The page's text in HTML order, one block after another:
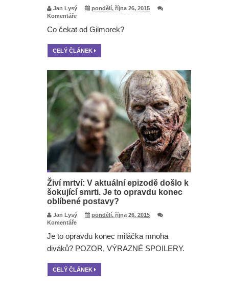
Jan Lysý
pondělí, října 26, 2015
Komentáře
Co čekat od Gilmorek?
CELÝ ČLÁNEK
Živí mrtví: V aktuální epizodě došlo k
šokující smrti. Je to opravdu konec
oblíbené postavy?
Jan Lysý
pondělí, října 26, 2015
Komentáře
Je to opravdu konec miláčka mnoha
diváků? POZOR, VÝRAZNÉ SPOILERY.
CELÝ ČLÁNEK